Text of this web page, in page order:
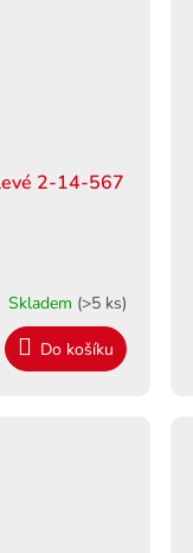
2-14-567
Skladem (>5 ks)
Do košíku